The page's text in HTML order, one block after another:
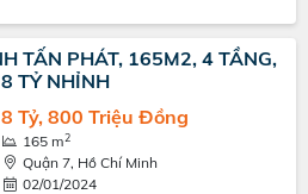
TẤN PHÁT, 165M2, 4 TẦNG,
TỶ NHỈNH
8 Tỷ, 800 Triệu Đồng
165 m2
Quận 7, Hồ Chí Minh
02/01/2024